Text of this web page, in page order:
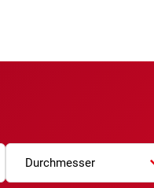
Durchmesser